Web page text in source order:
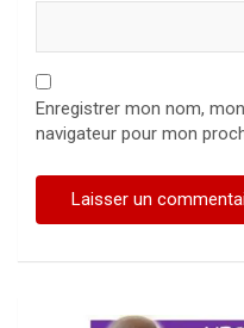
Enregistrer mon nom,
navigateur pour mon